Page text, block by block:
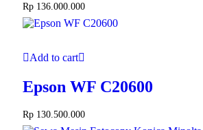
Rp 136.000.000
Add to cart
Epson WF C20600
Rp 130.500.000